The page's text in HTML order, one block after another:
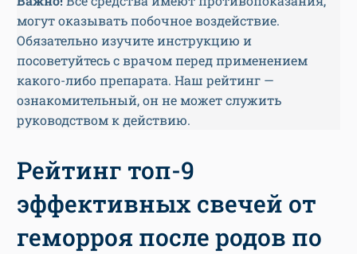
могут оказывать побочное воздействие.
Обязательно изучите инструкцию и
посоветуйтесь с врачом перед применением
какого-либо препарата. Наш рейтинг —
ознакомительный, он не может служить
руководством к действию.
Рейтинг топ-9
эффективных свечей от
геморроя после родов по